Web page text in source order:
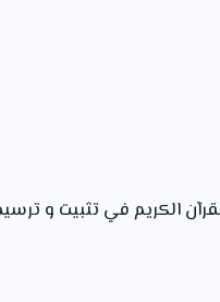
الكريم في تثبيت و